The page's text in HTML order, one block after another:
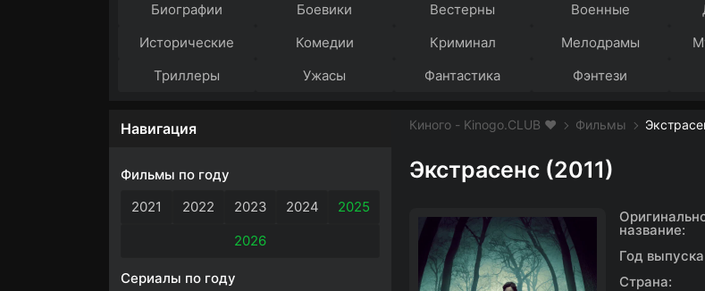
Биографии Боевики Вестерны Военные
Исторические
Комедии Криминал Мелодрамы
Триллеры
Ужасы Фантастика Фэнтези
Киного - Kinogo.CLUB ❤️ Фильмы
Экстрасенс (2011)
название:
Год
Страна:
Навигация
Фильмы по году
2021
2022 2023 2024
2025
2026
Сериалы по году